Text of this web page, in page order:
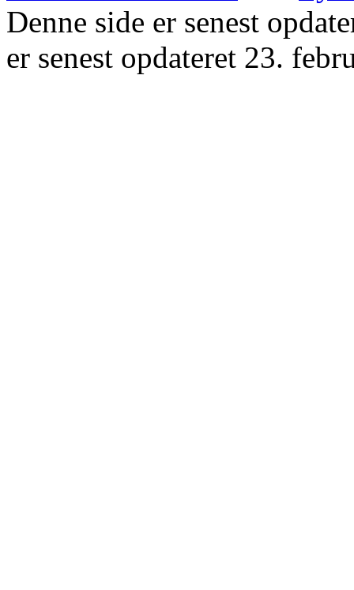
Denne side er senest
er senest opdateret 23.